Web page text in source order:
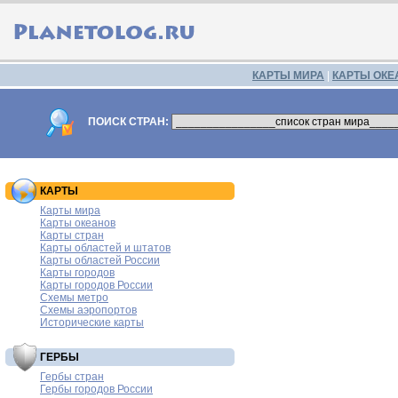
КАРТЫ МИРА КАРТЫ
ПОИСК СТРАН:
КАРТЫ
Карты мира
Карты океанов
Карты стран
Карты областей и штатов
Карты областей России
Карты городов
Карты городов России
Схемы метро
Схемы аэропортов
Исторические карты
ГЕРБЫ
Гербы стран
Гербы городов России